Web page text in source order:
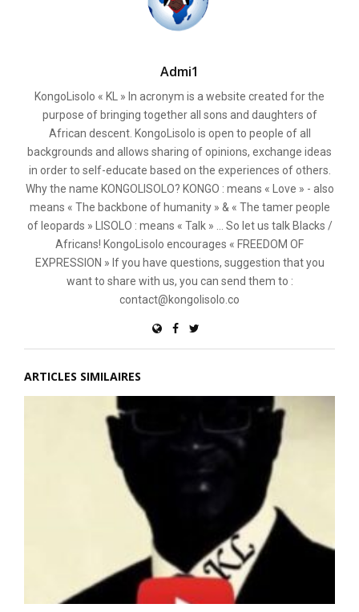
Admi1
KongoLisolo « KL » In acronym is a website created for the
purpose of bringing together all sons and daughters of
African descent. KongoLisolo is open to people of all
backgrounds and allows sharing of opinions, exchange ideas
in order to self-educate based on the experiences of others.
Why the name KONGOLISOLO? KONGO : means « Love » - also
means « The backbone of humanity » & « The tamer people
of leopards » LISOLO : means « Talk » ... So let us talk Blacks /
Africans! KongoLisolo encourages « FREEDOM OF
EXPRESSION » If you have questions, suggestion that you
want to share with us, you can send them to :
contact@kongolisolo.co
ARTICLES SIMILAIRES